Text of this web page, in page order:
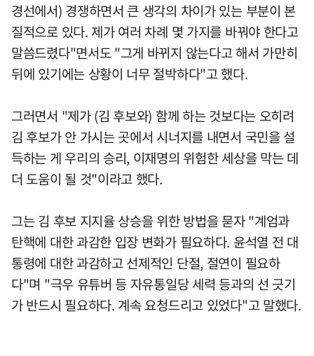
경선에서) 경쟁하면서 큰 생각의 차이가 있는 부분이 본
질적으로 있다. 제가 여러 차례 몇 가지를 바꿔야 한다고
말씀드렸다"면서도 "그게 바뀌지 않는다고 해서 가만히
뒤에 있기에는 상황이 너무 절박하다"고 했다.
그러면서 "제가 (김 후보와) 함께 하는 것보다는 오히려
김 후보가 안 가시는 곳에서 시너지를 내면서 국민을 설
득하는 게 우리의 승리, 이재명의 위험한 세상을 막는 데
더 도움이 될 것"이라고 했다.
그는 김 후보 지지율 상승을 위한 방법을 묻자 "계엄과
탄핵에 대한 과감한 입장 변화가 필요하다. 윤석열 전 대
통령에 대한 과감하고 선제적인 단절, 절연이 필요하
다"며 "극우 유튜버 등 자유통일당 세력 등과의 선 긋기
가 반드시 필요하다. 계속 요청드리고 있었다"고 말했다.